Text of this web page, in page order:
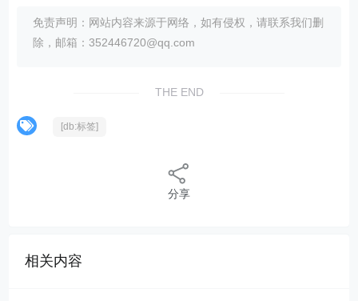
免责声明：网站内容来源于网络，如有侵权，请联系我们删
除，邮箱：352446720@qq.com
THE END
[db:标签]
分享
相关内容